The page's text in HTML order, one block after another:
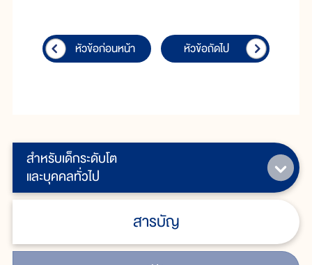
สำหรับเด็กระดับโต
และบุคคลทั่วไป
สารบัญ
หัวข้อก่อนหน้า หัวข้อถัดไป